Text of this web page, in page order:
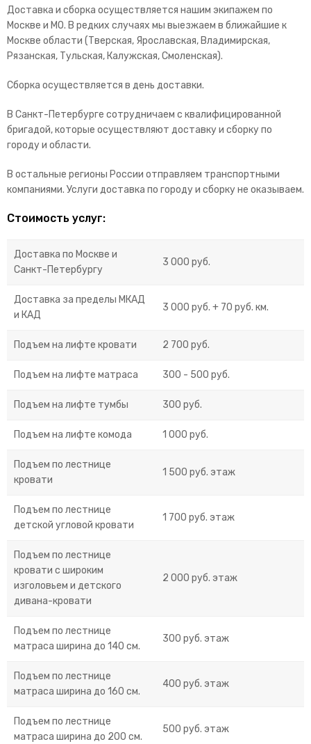
Доставка и сборка осуществляется нашим экипажем по
Москве и МО. В редких случаях мы выезжаем в ближайшие к
Москве области (Тверская, Ярославская, Владимирская,
Рязанская, Тульская, Калужская, Смоленская).
Сборка осуществляется в день доставки.
В Санкт-Петербурге сотрудничаем с квалифицированной
бригадой, которые осуществляют доставку и сборку по
городу и области.
В остальные регионы России отправляем транспортными
компаниями. Услуги доставка по городу и сборку не оказываем.
Стоимость услуг:
Доставка по Москве и
Санкт-Петербургу
3 000 руб.
Доставка за пределы МКАД
и КАД
3 000 руб. + 70 руб. км.
Подъем на лифте кровати 2 700 руб.
Подъем на лифте матраса 300 - 500 руб.
Подъем на лифте тумбы 300 руб.
Подъем на лифте комода 1 000 руб.
Подъем по лестнице
кровати
1 500 руб. этаж
Подъем по лестнице
детской угловой кровати
1 700 руб. этаж
Подъем по лестнице
кровати с широким
изголовьем и детского
дивана-кровати
2 000 руб. этаж
Подъем по лестнице
матраса ширина до 140 см.
300 руб. этаж
Подъем по лестнице
матраса ширина до 160 см.
400 руб. этаж
Подъем по лестнице
матраса ширина до 200 см.
500 руб. этаж